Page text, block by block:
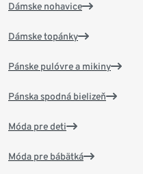
Dámske nohavice
Dámske topánky
Pánske pulóvre a mikiny
Pánska spodná bielizeň
Móda pre deti
Móda pre bábätká